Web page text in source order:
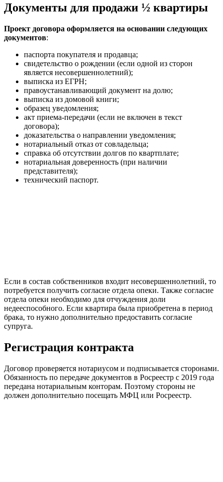
Документы для продажи ½ квартиры
Проект договора оформляется на основании следующих
документов:
паспорта покупателя и продавца;
свидетельство о рождении (если одной из сторон
является несовершеннолетний);
выписка из ЕГРН;
правоустанавливающий документ на долю;
выписка из домовой книги;
образец уведомления;
акт приема-передачи (если не включен в текст
договора);
доказательства о направлении уведомления;
нотариальный отказ от совладельца;
справка об отсутствии долгов по квартплате;
нотариальная доверенность (при наличии
представителя);
технический паспорт.
Если в состав собственников входит несовершеннолетний, то
потребуется получить согласие отдела опеки. Также согласие
отдела опеки необходимо для отчуждения доли
недееспособного. Если квартира была приобретена в период
брака, то нужно дополнительно предоставить согласие
супруга.
Регистрация контракта
Договор проверяется нотариусом и подписывается сторонами.
Обязанность по передаче документов в Росреестр с 2019 года
передана нотариальным конторам. Поэтому стороны не
должен дополнительно посещать МФЦ или Росреестр.